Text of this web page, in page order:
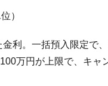
）
利。一括預入限定で
万円が上限で、キャ